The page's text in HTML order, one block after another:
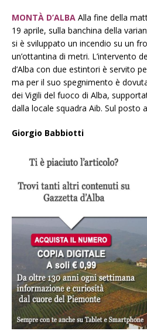
MONTÀ D’ALBA Alla fine della
19 aprile, sulla banchina della
si è sviluppato un incendio su un
un’ottantina di metri. L’intervento
d’Alba con due estintori è servito
ma per il suo spegnimento è
dei Vigili del fuoco di Alba,
dalla locale squadra Aib. Sul posto
Giorgio Babbiotti